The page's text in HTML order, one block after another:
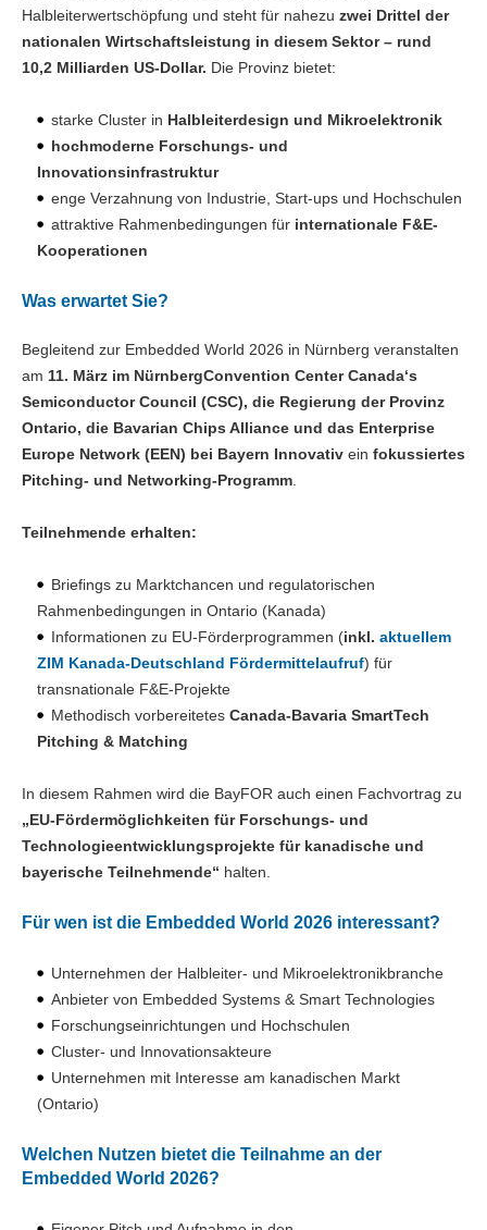
Halbleiterwertschöpfung und steht für nahezu zwei Drittel der
nationalen Wirtschaftsleistung in diesem Sektor – rund
10,2 Milliarden US-Dollar. Die Provinz bietet:
starke Cluster in Halbleiterdesign und Mikroelektronik
hochmoderne Forschungs- und
Innovationsinfrastruktur
enge Verzahnung von Industrie, Start-ups und Hochschulen
attraktive Rahmenbedingungen für internationale F&E-
Kooperationen
Was erwartet Sie?
Begleitend zur Embedded World 2026 in Nürnberg veranstalten
am 11. März im NürnbergConvention Center Canada‘s
Semiconductor Council (CSC), die Regierung der Provinz
Ontario, die Bavarian Chips Alliance und das Enterprise
Europe Network (EEN) bei Bayern Innovativ ein fokussiertes
Pitching- und Networking-Programm
Teilnehmende erhalten:
Briefings zu Marktchancen und regulatorischen
Rahmenbedingungen in Ontario (Kanada)
Informationen zu EU-Förderprogrammen (inkl. aktuellem
ZIM Kanada-Deutschland Fördermittelaufruf) für
transnationale F&E-Projekte
Methodisch vorbereitetes Canada-Bavaria SmartTech
Pitching & Matching
In diesem Rahmen wird die BayFOR auch einen Fachvortrag zu
„EU-Fördermöglichkeiten für Forschungs- und
Technologieentwicklungsprojekte für kanadische und
bayerische Teilnehmende“ halten.
Für wen ist die Embedded World 2026 interessant?
Unternehmen der Halbleiter- und Mikroelektronikbranche
Anbieter von Embedded Systems & Smart Technologies
Forschungseinrichtungen und Hochschulen
Cluster- und Innovationsakteure
Unternehmen mit Interesse am kanadischen Markt
(Ontario)
Welchen Nutzen bietet die Teilnahme an der
Embedded World 2026?